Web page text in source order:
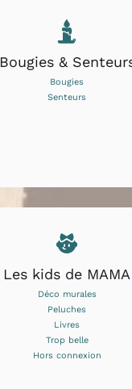
Bougies &
Bougies
Senteurs
Les kids de MAMA
Déco murales
Peluches
Livres
Trop belle
Hors connexion